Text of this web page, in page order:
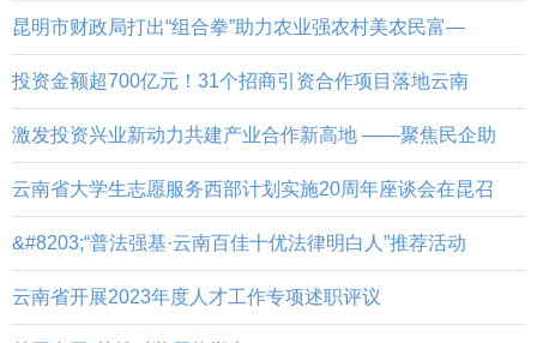
昆明市财政局打出“组合拳”助力农业强农村美农民富—
投资金额超700亿元！31个招商引资合作项目落地云南
激发投资兴业新动力共建产业合作新高地 ——聚焦民企助
云南省大学生志愿服务西部计划实施20周年座谈会在昆召
&#8203;“普法强基·云南百佳十优法律明白人”推荐活动
云南省开展2023年度人才工作专项述职评议